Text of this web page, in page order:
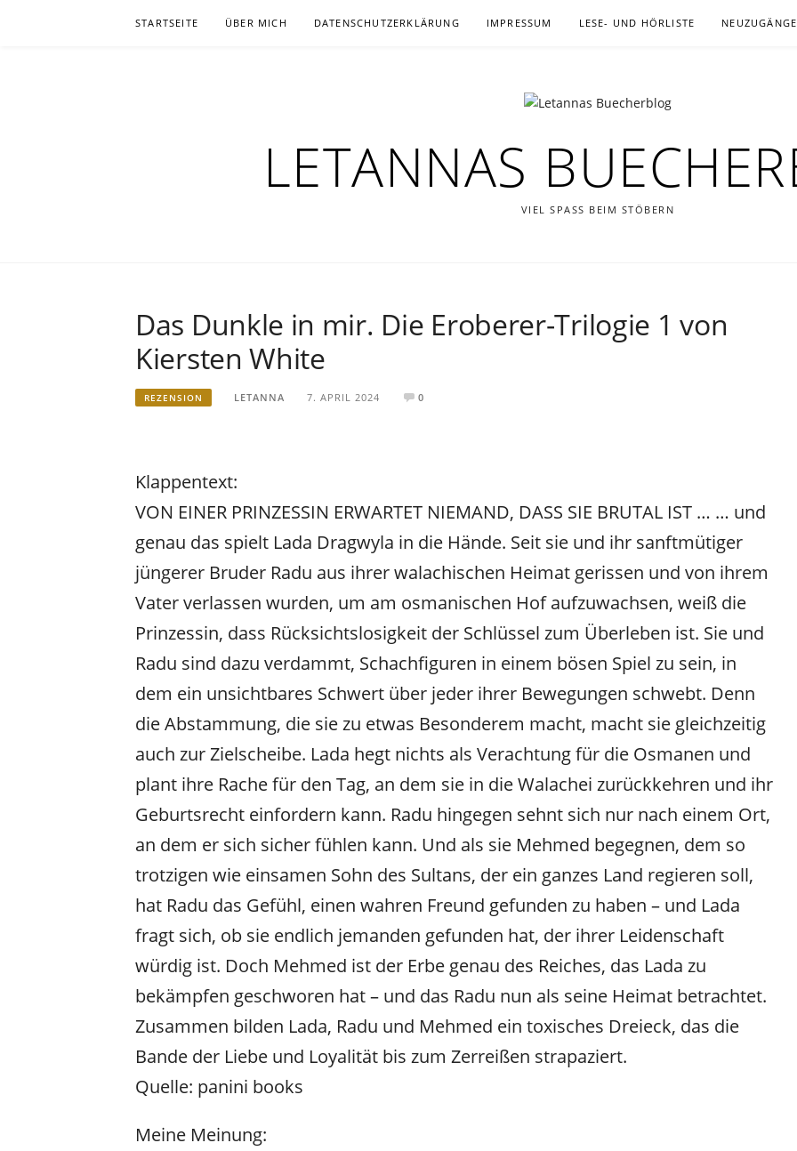
STARTSEITE ÜBER MICH DATENSCHUTZERKLÄRUNG IMPRESSUM LESE- UND HÖRLISTE NEUZUGÄNGE
LETANNAS
VIEL SPASS BEIM STÖBERN
Das Dunkle in mir. Die Eroberer-Trilogie 1 von
Kiersten White
REZENSION LETANNA 7. APRIL 2024 0
Klappentext:
VON EINER PRINZESSIN ERWARTET NIEMAND, DASS SIE BRUTAL IST … … und
genau das spielt Lada Dragwyla in die Hände. Seit sie und ihr sanftmütiger
jüngerer Bruder Radu aus ihrer walachischen Heimat gerissen und von ihrem
Vater verlassen wurden, um am osmanischen Hof aufzuwachsen, weiß die
Prinzessin, dass Rücksichtslosigkeit der Schlüssel zum Überleben ist. Sie und
Radu sind dazu verdammt, Schachfiguren in einem bösen Spiel zu sein, in
dem ein unsichtbares Schwert über jeder ihrer Bewegungen schwebt. Denn
die Abstammung, die sie zu etwas Besonderem macht, macht sie gleichzeitig
auch zur Zielscheibe. Lada hegt nichts als Verachtung für die Osmanen und
plant ihre Rache für den Tag, an dem sie in die Walachei zurückkehren und ihr
Geburtsrecht einfordern kann. Radu hingegen sehnt sich nur nach einem Ort,
an dem er sich sicher fühlen kann. Und als sie Mehmed begegnen, dem so
trotzigen wie einsamen Sohn des Sultans, der ein ganzes Land regieren soll,
hat Radu das Gefühl, einen wahren Freund gefunden zu haben – und Lada
fragt sich, ob sie endlich jemanden gefunden hat, der ihrer Leidenschaft
würdig ist. Doch Mehmed ist der Erbe genau des Reiches, das Lada zu
bekämpfen geschworen hat – und das Radu nun als seine Heimat betrachtet.
Zusammen bilden Lada, Radu und Mehmed ein toxisches Dreieck, das die
Bande der Liebe und Loyalität bis zum Zerreißen strapaziert.
Quelle: panini books
Meine Meinung: